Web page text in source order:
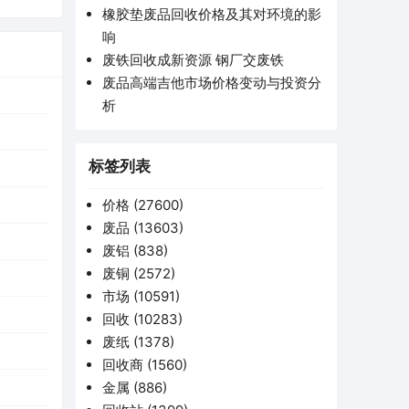
橡胶垫废品回收价格及其对环境的影
响
废铁回收成新资源 钢厂交废铁
废品高端吉他市场价格变动与投资分
析
标签列表
价格 (27600)
废品 (13603)
废铝 (838)
废铜 (2572)
市场 (10591)
回收 (10283)
废纸 (1378)
回收商 (1560)
金属 (886)